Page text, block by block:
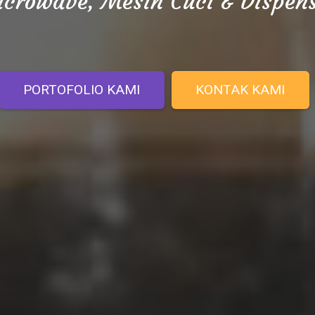
PORTOFOLIO KAMI KONTAK KAMI